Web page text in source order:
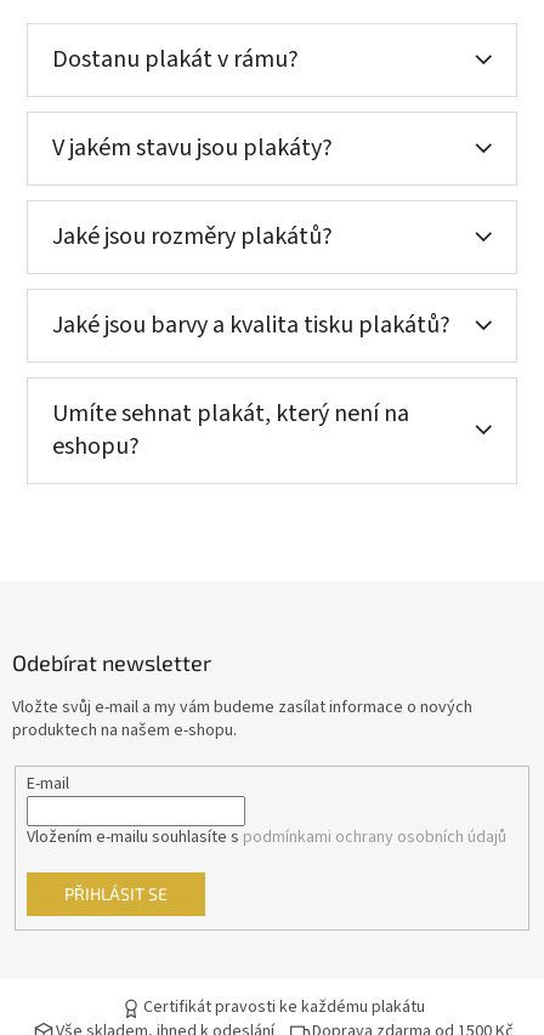
Dostanu plakát v rámu?
V jakém stavu jsou plakáty?
Jaké jsou rozměry plakátů?
Jaké jsou barvy a kvalita tisku plakátů?
Umíte sehnat plakát, který není na
eshopu?
Odebírat newsletter
Vložte svůj e-mail a my vám budeme zasílat informace o nových
produktech na našem e-shopu.
E-mail
Vložením e-mailu souhlasíte s podmínkami ochrany osobních údajů
PŘIHLÁSIT SE
Certifikát pravosti ke každému plakátu